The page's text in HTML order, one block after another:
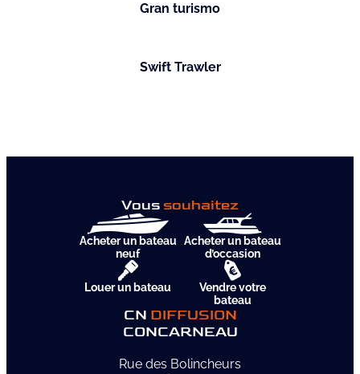
Gran turismo
Swift Trawler
Vous souhaitez
Acheter un bateau
neuf
Acheter un bateau
d’occasion
Louer un bateau
Vendre votre
bateau
CN DIFFUSION
CONCARNEAU
Rue des Bolincheurs